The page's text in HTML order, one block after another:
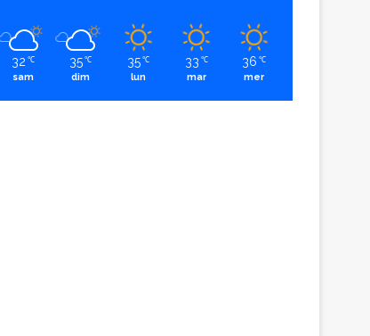
32 ℃
sam
35 ℃
dim
35 ℃
lun
33 ℃
mar
36 ℃
mer